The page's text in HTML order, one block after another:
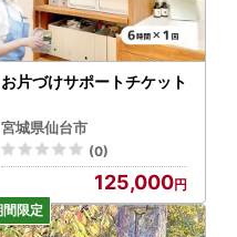
お片づけサポートチケット
宮城県仙台市
(0)
125,000